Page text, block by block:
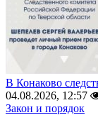
В Конаково
04.08.2026, 12:57
Закон и порядок